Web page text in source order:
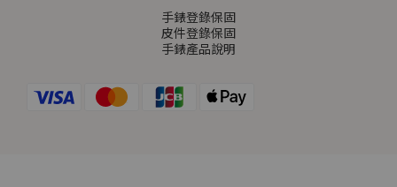
手錶登錄保固
皮件登錄保固
手錶產品說明